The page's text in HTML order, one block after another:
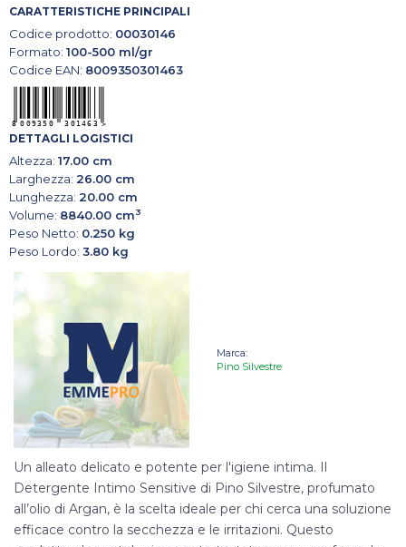
CARATTERISTICHE PRINCIPALI
Codice prodotto: 00030146
Formato: 100-500 ml/gr
Codice EAN: 8009350301463
DETTAGLI LOGISTICI
Altezza: 17.00 cm
Larghezza: 26.00 cm
Lunghezza: 20.00 cm
Volume: 8840.00 cm3
Peso Netto: 0.250 kg
Peso Lordo: 3.80 kg
Marca:
Pino Silvestre
Un alleato delicato e potente per l'igiene intima. Il
Detergente Intimo Sensitive di Pino Silvestre, profumato
all’olio di Argan, è la scelta ideale per chi cerca una soluzione
efficace contro la secchezza e le irritazioni. Questo